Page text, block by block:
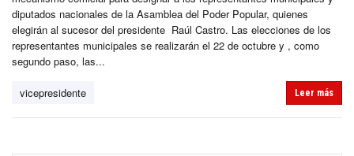
diputados nacionales de la Asamblea del Poder Popular, quienes
elegirán al sucesor del presidente Raúl Castro. Las elecciones de los
representantes municipales se realizarán el 22 de octubre y , como
segundo paso, las...
vicepresidente Leer más